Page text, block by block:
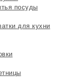
посуды
для кухни